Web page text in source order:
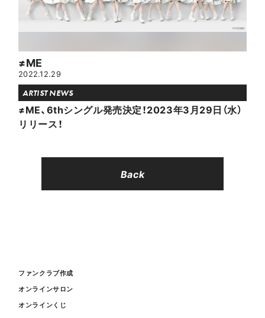
≠ME
2022.12.29
ARTIST NEWS
≠ME、6thシングル発売決定！2023年3月29日（水）
リリース！
Back
ファンクラブ作成
オンラインサロン
オンラインくじ